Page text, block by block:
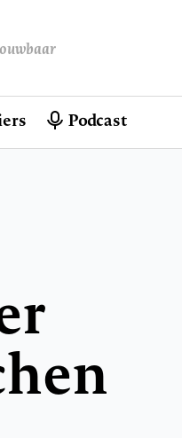
Podcast